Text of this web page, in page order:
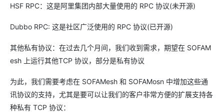
HSF RPC：这是阿里集团内部大量使用的 RPC 协议(未开源)
Dubbo RPC: 这是社区广泛使用的 RPC 协议(已开源)
其他私有协议：在过去几个月间，我们收到需求，期望在 SOFAM
esh 上运行其他TCP 协议，部分是私有协议
为此，我们需要考虑在 SOFAMesh 和 SOFAMosn 中增加这些通
讯协议的支持，尤其是要可以让我们的客户非常方便的扩展支持各
种私有 TCP 协议：